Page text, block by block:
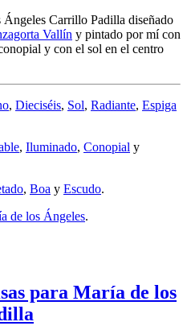
Ángeles Carrillo Padilla diseñado
Vallín y pintado por mí con
y con el sol en el centro
, Dieciséis, Sol, Radiante, Espiga
, Iluminado, Conopial y
, Boa y Escudo.
de los Ángeles.
para María de los